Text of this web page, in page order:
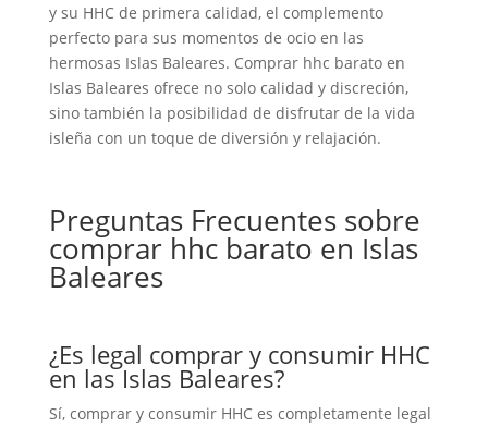
y su HHC de primera calidad, el complemento
perfecto para sus momentos de ocio en las
hermosas Islas Baleares. Comprar hhc barato en
Islas Baleares ofrece no solo calidad y discreción,
sino también la posibilidad de disfrutar de la vida
isleña con un toque de diversión y relajación.
Preguntas Frecuentes sobre
comprar hhc barato en Islas
Baleares
¿Es legal comprar y consumir HHC
en las Islas Baleares?
Sí, comprar y consumir HHC es completamente legal